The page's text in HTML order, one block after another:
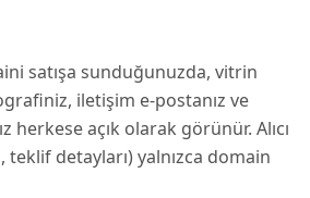
satışa sunduğunuzda, vitrin
iletişim e-postanız ve
herkese açık olarak görünür. Alıcı
detayları) yalnızca domain